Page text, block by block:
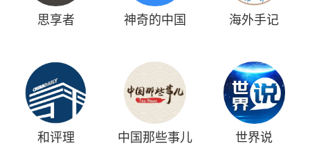
思享者 神奇的中国 海外手记
和评理 中国那些事儿 世界说